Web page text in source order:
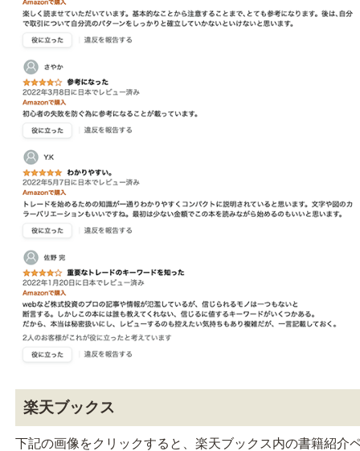
楽天ブックス
下記の画像をクリックすると、楽天ブックス内の書籍紹介